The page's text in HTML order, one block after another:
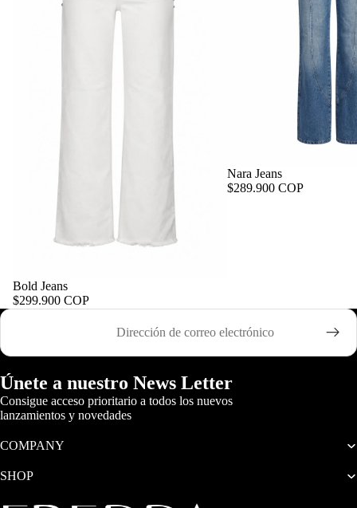
Bold Jeans
$299.900 COP
Nara Jeans
$289.900 COP
Correo electrónico
Únete a nuestro News Letter
Consigue acceso prioritario a todos los nuevos
lanzamientos y novedades
COMPANY
SHOP